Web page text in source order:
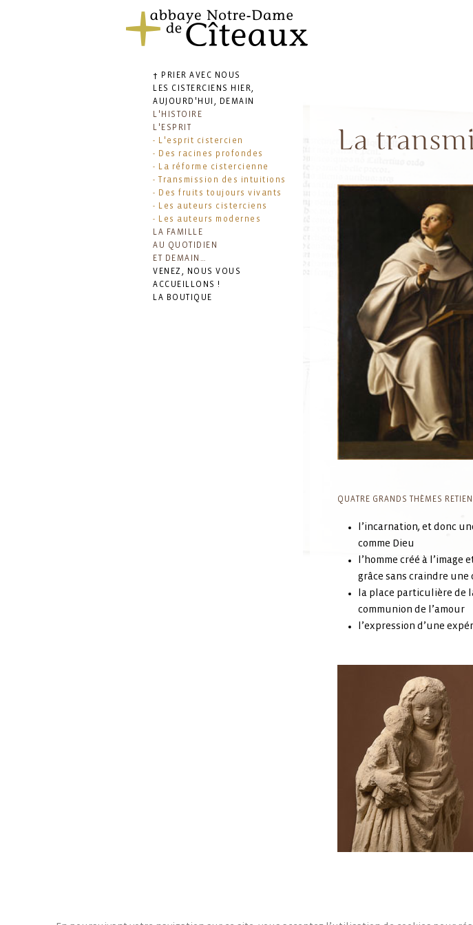
La
QUATRE GRANDS THÈMES
l’incarnation, et donc
comme Dieu
l’homme créé à
grâce sans craindre une
la place particulière de
communion de l’amour
l’expression d’une
† PRIER AVEC NOUS
LES CISTERCIENS HIER,
AUJOURD'HUI, DEMAIN
L'HISTOIRE
L'ESPRIT
- L'esprit cistercien
- Des racines profondes
- La réforme cistercienne
- Transmission des intuitions
- Des fruits toujours vivants
- Les auteurs cisterciens
- Les auteurs modernes
LA FAMILLE
AU QUOTIDIEN
ET DEMAIN…
VENEZ, NOUS VOUS
ACCUEILLONS !
LA BOUTIQUE